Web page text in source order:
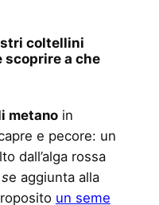
coltellini
a che
metanoin
e pecore: un
dall’alga rossa
e aggiunta alla
un seme